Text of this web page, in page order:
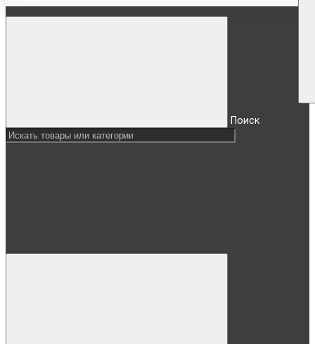
Поиск